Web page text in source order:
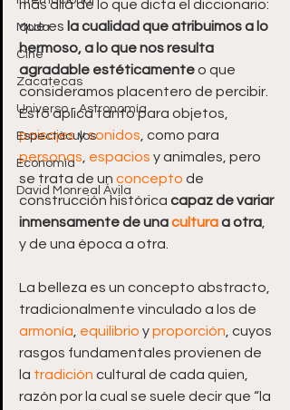
Moda
Cine
Zacatecas
Universo - Astronomía
Espectáculos
Economía
David Monreal Ávila
más allá de lo que dicta el diccionario:
que es la cualidad que atribuimos a lo
hermoso, a lo que nos resulta
agradable estéticamente o que
consideramos placentero de percibir.
Esto aplica tanto para objetos,
paisajes y sonidos , como para
personas espacios y animales, pero
se trata de un concepto de
construcción histórica capaz de variar
inmensamente de una cultura a otra
y de una época a otra.
La belleza es un concepto abstracto,
tradicionalmente vinculado a los de
armonía equilibrio y proporción , cuyos
rasgos fundamentales provienen de
la tradición cultural de cada quien,
razón por la cual se suele decir que “la